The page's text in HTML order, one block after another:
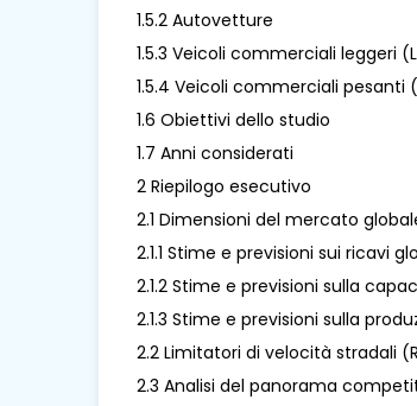
1.5.2 Autovetture
1.5.3 Veicoli commerciali leggeri
1.5.4 Veicoli commerciali pesanti
1.6 Obiettivi dello studio
1.7 Anni considerati
2 Riepilogo esecutivo
2.1 Dimensioni del mercato
2.1.1 Stime e previsioni sui ricavi
2.1.2 Stime e previsioni sulla
2.1.3 Stime e previsioni sulla
2.2 Limitatori di velocità stradali
2.3 Analisi del panorama